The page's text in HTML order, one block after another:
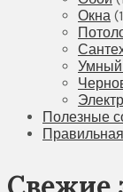
Окна
Полезные